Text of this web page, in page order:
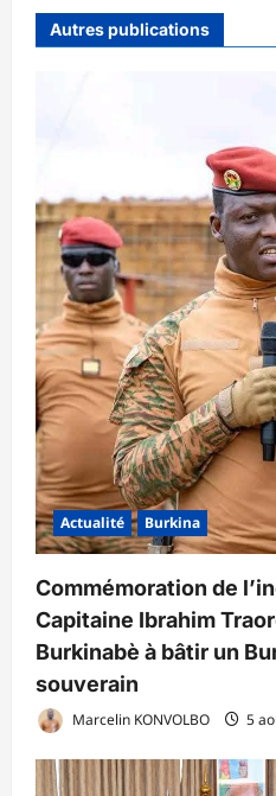
Autres publications
Actualité Burkina
Commémoration de
Capitaine Ibrahim
Burkinabè à bâtir un
souverain
Marcelin KONVOLBO 5